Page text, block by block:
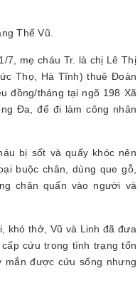
Thế Vũ.
7, mẹ cháu Tr. là chị Lê Thị
Thọ, Hà Tĩnh) thuê Đoàn
đồng/tháng tại ngõ 198 Xã
Đa, để đi làm công nhân
bị sốt và quấy khóc nên
buộc chân, dùng que gỗ,
chăn quấn vào người và
khó thở, Vũ và Linh đã đưa
cứu trong tình trạng tổn
mắn được cứu sống nhưng